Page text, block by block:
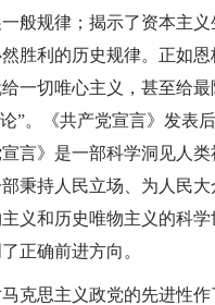
般规律；揭示了资本主
胜利的历史规律。正如恩
一切唯心主义，甚至给最
”。《共产党宣言》发表
言》是一部科学洞见人
秉持人民立场、为人民大
义和历史唯物主义的科学
正确前进方向。
克思主义政党的先进性作